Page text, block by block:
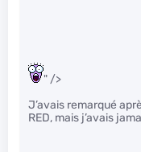
" />
J’avais remarqué
RED, mais j’avais